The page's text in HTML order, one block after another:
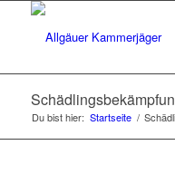
Du bist hier: Startseite /